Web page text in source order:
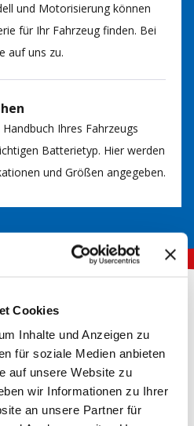
Cookies
Inhalte und Anzeigen zu
für soziale Medien anbieten
auf unsere Website zu
wir Informationen zu Ihrer
an unsere Partner für
und Motorisierung können
für Ihr Fahrzeug finden. Bei
auf uns zu.
Ihres Fahrzeugs
Batterietyp. Hier werden
und Größen angegeben.
Wie gut war Ihre neue